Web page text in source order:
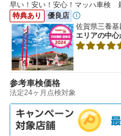
早い！安い！安心！マッハ車検
特典あり
優良店
佐賀県三養基
エリアの中心
参考車検価格
法定24ヶ月点検対象